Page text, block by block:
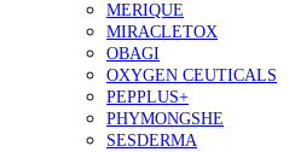
MERIQUE
MIRACLETOX
OBAGI
OXYGEN CEUTICALS
PEPPLUS+
PHYMONGSHE
SESDERMA